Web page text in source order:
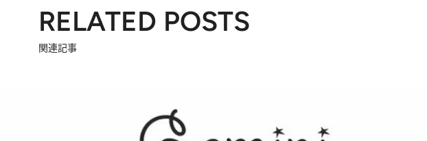
RELATED POSTS
関連記事